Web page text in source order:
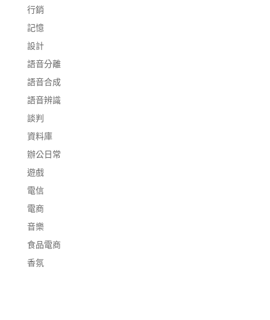
行銷
記憶
設計
語音分離
語音合成
語音辨識
談判
資料庫
辦公日常
遊戲
電信
電商
音樂
食品電商
香氛